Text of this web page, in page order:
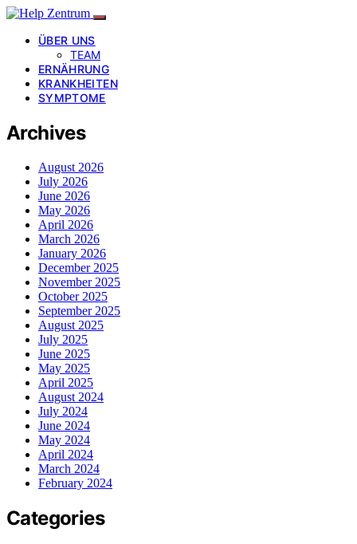
ÜBER UNS
TEAM
ERNÄHRUNG
KRANKHEITEN
SYMPTOME
Archives
August 2026
July 2026
June 2026
May 2026
April 2026
March 2026
January 2026
December 2025
November 2025
October 2025
September 2025
August 2025
July 2025
June 2025
May 2025
April 2025
August 2024
July 2024
June 2024
May 2024
April 2024
March 2024
February 2024
Categories